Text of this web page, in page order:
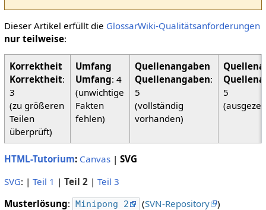
Dieser Artikel erfüllt die GlossarWiki-Qualitätsanforderungen
nur teilweise:
Korrektheit:
3
(zu größeren
Teilen
überprüft)
Umfang: 4
(unwichtige
Fakten
fehlen)
Quellenangaben:
5
(vollständig
vorhanden)
5
HTML-Tutorium: Canvas| SVG
SVG: | Teil 1 | Teil 2| Teil 3
Musterlösung: Minipong 2 (SVN-Repository )